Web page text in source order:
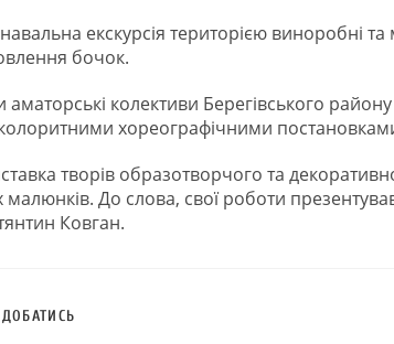
екскурсія територією виноробні
бочок.
колективи Берегівського
колоритними хореографічними
творів образотворчого та
малюнків. До слова, свої роботи
Ковган.